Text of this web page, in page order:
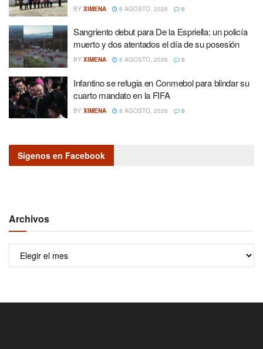
BY XIMENA 8 AGOSTO, 2026 0
Sangriento debut para De la Espriella: un policía
muerto y dos atentados el día de su posesión
BY XIMENA 8 AGOSTO, 2026 0
Infantino se refugia en Conmebol para blindar su
cuarto mandato en la FIFA
BY XIMENA 8 AGOSTO, 2026 0
Sígenos en Facebook
Archivos
Archivos